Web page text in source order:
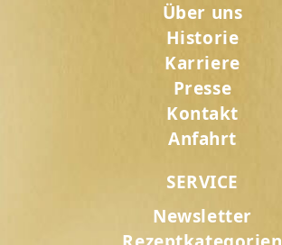
Über uns
Historie
Karriere
Presse
Kontakt
Anfahrt
SERVICE
Newsletter